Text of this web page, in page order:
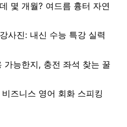
몇 개월? 여드름 흉터 자연
사진: 내신 수능 특강 실력
가능한지, 충전 좌석 찾는 꿀
즈니스 영어 회화 스피킹